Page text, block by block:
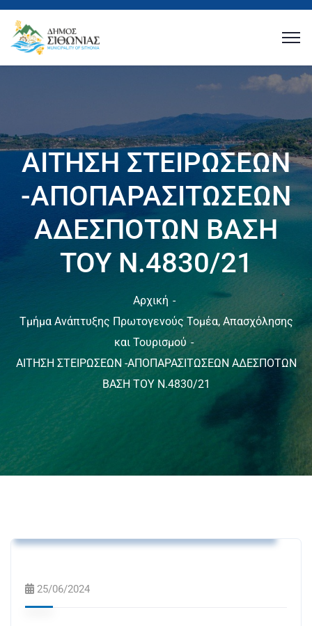
ΑΙΤΗΣΗ ΣΤΕΙΡΩΣΕΩΝ
-ΑΠΟΠΑΡΑΣΙΤΩΣΕΩΝ
ΑΔΕΣΠΟΤΩΝ ΒΑΣΗ
ΤΟΥ Ν.4830/21
Αρχική
Τμήμα Ανάπτυξης Πρωτογενούς Τομέα, Απασχόλησης
και Τουρισμού
ΑΙΤΗΣΗ ΣΤΕΙΡΩΣΕΩΝ -ΑΠΟΠΑΡΑΣΙΤΩΣΕΩΝ ΑΔΕΣΠΟΤΩΝ
ΒΑΣΗ ΤΟΥ Ν.4830/21
25/06/2024